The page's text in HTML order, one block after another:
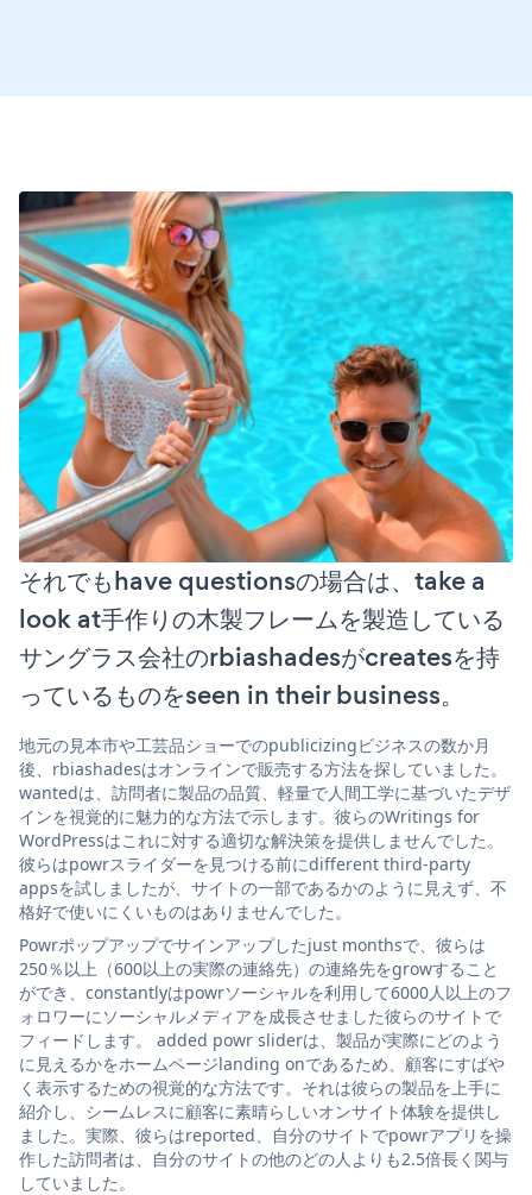
それでもhave questionsの場合は、take a
look at手作りの木製フレームを製造している
サングラス会社のrbiashadesがcreatesを持
っているものをseen in their business。
地元の見本市や工芸品ショーでのpublicizingビジネスの数か月
後、rbiashadesはオンラインで販売する方法を探していました。
wantedは、訪問者に製品の品質、軽量で人間工学に基づいたデザ
インを視覚的に魅力的な方法で示します。彼らのWritings for
WordPressはこれに対する適切な解決策を提供しませんでした。
彼らはpowrスライダーを見つける前にdifferent third-party
appsを試しましたが、サイトの一部であるかのように見えず、不
格好で使いにくいものはありませんでした。
Powrポップアップでサインアップしたjust monthsで、彼らは
250％以上（600以上の実際の連絡先）の連絡先をgrowすること
ができ、constantlyはpowrソーシャルを利用して6000人以上のフ
ォロワーにソーシャルメディアを成長させました彼らのサイトで
フィードします。 added powr sliderは、製品が実際にどのよう
に見えるかをホームページlanding onであるため、顧客にすばや
く表示するための視覚的な方法です。それは彼らの製品を上手に
紹介し、シームレスに顧客に素晴らしいオンサイト体験を提供し
ました。実際、彼らはreported、自分のサイトでpowrアプリを操
作した訪問者は、自分のサイトの他のどの人よりも2.5倍長く関与
していました。